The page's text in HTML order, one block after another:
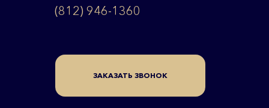
(812) 946-1360
ЗАКАЗАТЬ ЗВОНОК